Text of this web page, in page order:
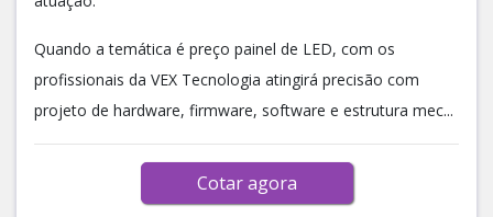
Quando a temática é preço painel de LED, com os
profissionais da VEX Tecnologia atingirá precisão com
projeto de hardware, firmware, software e estrutura mec...
Cotar agora